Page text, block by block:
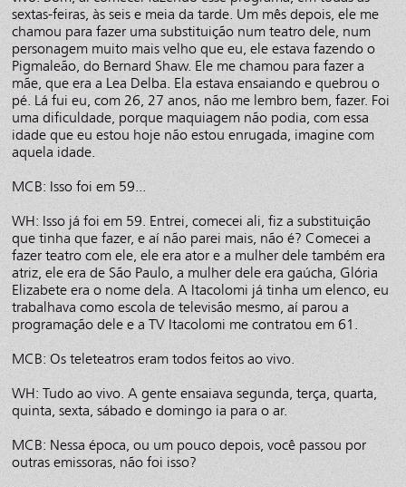
sextas-feiras, às seis e meia da tarde. Um mês depois, ele me
chamou para fazer uma substituição num teatro dele, num
personagem muito mais velho que eu, ele estava fazendo o
Pigmaleão, do Bernard Shaw. Ele me chamou para fazer a
mãe, que era a Lea Delba. Ela estava ensaiando e quebrou o
pé. Lá fui eu, com 26, 27 anos, não me lembro bem, fazer. Foi
uma dificuldade, porque maquiagem não podia, com essa
idade que eu estou hoje não estou enrugada, imagine com
aquela idade.
MCB: Isso foi em 59...
WH: Isso já foi em 59. Entrei, comecei ali, fiz a substituição
que tinha que fazer, e aí não parei mais, não é? Comecei a
fazer teatro com ele, ele era ator e a mulher dele também era
atriz, ele era de São Paulo, a mulher dele era gaúcha, Glória
Elizabete era o nome dela. A Itacolomi já tinha um elenco, eu
trabalhava como escola de televisão mesmo, aí parou a
programação dele e a TV Itacolomi me contratou em 61.
MCB: Os teleteatros eram todos feitos ao vivo.
WH: Tudo ao vivo. A gente ensaiava segunda, terça, quarta,
quinta, sexta, sábado e domingo ia para o ar.
MCB: Nessa época, ou um pouco depois, você passou por
outras emissoras, não foi isso?